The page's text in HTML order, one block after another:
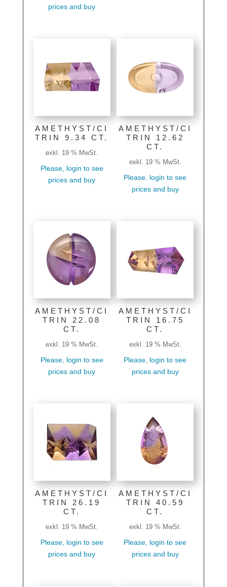
prices and buy
AMETHYST/CI
TRIN 9.34 CT.
exkl. 19 % MwSt.
Please, login to see
prices and buy
AMETHYST/CI
TRIN 12.62
CT.
exkl. 19 % MwSt.
Please, login to see
prices and buy
AMETHYST/CI
TRIN 22.08
CT.
exkl. 19 % MwSt.
Please, login to see
prices and buy
AMETHYST/CI
TRIN 16.75
CT.
exkl. 19 % MwSt.
Please, login to see
prices and buy
AMETHYST/CI
TRIN 26.19
CT.
exkl. 19 % MwSt.
Please, login to see
prices and buy
AMETHYST/CI
TRIN 40.59
CT.
exkl. 19 % MwSt.
Please, login to see
prices and buy